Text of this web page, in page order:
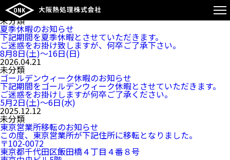
個別記事表示用（現在） お知らせ一覧用
2026.07.07
未分類
夏季休暇のお知らせ
下記期間を夏季休暇とさせていただきます。
ご迷惑をお掛け致しますが、何卒ご了承下さい。
8月8日(土)～16日(日)
2026.04.21
未分類
ゴールデンウィーク休暇のお知らせ
下記期間をゴールデンウィーク休暇とさせていただきます。
ご迷惑をお掛けしますが何卒ご了承ください。
5月2日(土)～6日(水)
2025.12.12
未分類
東京営業所移転のお知らせ
この度、東京営業所が下記住所に移転となりました。
〒102-0072
東京都千代田区飯田橋４丁目４番８号